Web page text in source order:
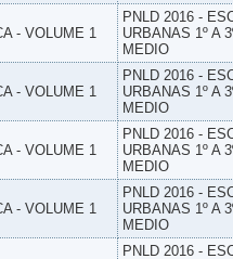
- VOLUME 1
PNLD 2016 -
URBANAS 1º A
MEDIO
- VOLUME 1
PNLD 2016 -
URBANAS 1º A
MEDIO
- VOLUME 1
PNLD 2016 -
URBANAS 1º A
MEDIO
- VOLUME 1
PNLD 2016 -
URBANAS 1º A
MEDIO
PNLD 2016 -